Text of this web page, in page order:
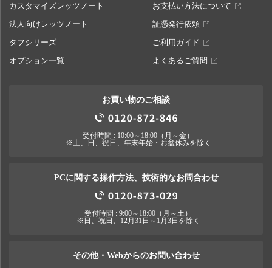
ウィルス対策ソフト
カスタマイズレッツノート
お支払い方法について
法人向けレッツノート
証憑発行依頼
タフシリーズ
ご利用ガイド
オプション一覧
よくあるご質問
お買い物のご相談
受付時間 : 10:00～18:00（月～金）
※土、日、祝日、年末年始・お盆休みを除く
PCに関する操作方法、技術的なお問合わせ
受付時間 : 9:00～18:00（月～土）
※日、祝日、12月31日～1月3日を除く
その他・Webからのお問い合わせ